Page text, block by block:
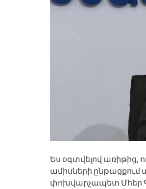
Ես օգտվելով առիթից,
ամիսների ընթացքում
փոխվարչապետ Մհեր